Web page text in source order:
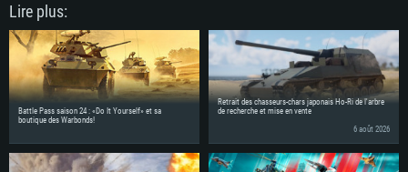
Lire plus:
Battle Pass saison 24 : «Do It Yourself» et sa
boutique des Warbonds!
Retrait des chasseurs-chars japonais Ho-Ri de l'arbre
de recherche et mise en vente
6 août 2026